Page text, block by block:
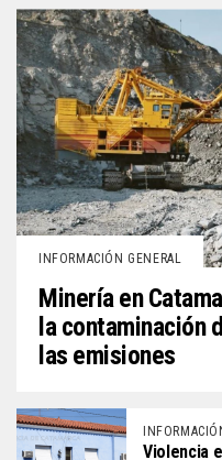
INFORMACIÓN GENERAL
Minería en
la contaminación
las emisiones
Violencia